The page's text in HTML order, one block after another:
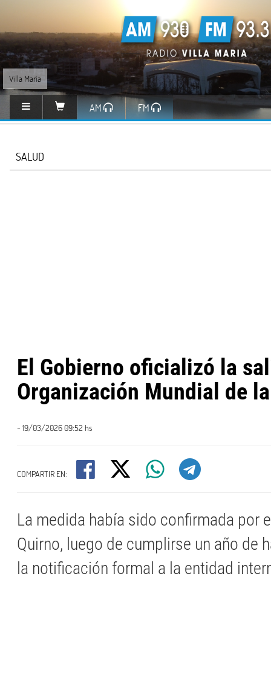
Villa María
AM FM
SALUD
El Gobierno oficializó la
Organización Mundial de
- 19/03/2026 09:52 hs
COMPARTIR EN:
La medida había sido confirmada por
Quirno, luego de cumplirse un año de
la notificación formal a la entidad